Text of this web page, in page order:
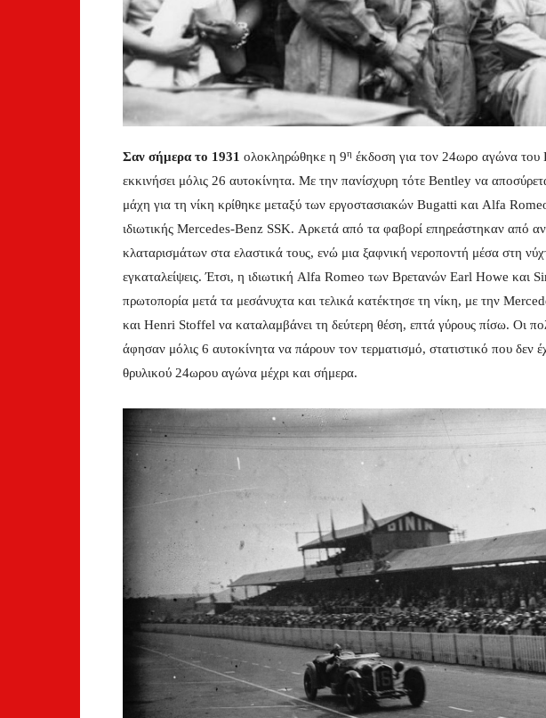
Σαν σήμερα το 1931 ολοκληρώθηκε η 9η έκδοση για τον 24ωρο αγώνα του
εκκινήσει μόλις 26 αυτοκίνητα. Με την πανίσχυρη τότε Bentley να
μάχη για τη νίκη κρίθηκε μεταξύ των εργοστασιακών Bugatti και Alfa
ιδιωτικής Mercedes-Benz SSK. Αρκετά από τα φαβορί επηρεάστηκαν από
κλαταρισμάτων στα ελαστικά τους, ενώ μια ξαφνική νεροποντή μέσα στη
εγκαταλείψεις. Έτσι, η ιδιωτική Alfa Romeo των Βρετανών Earl Howe και
πρωτοπορία μετά τα μεσάνυχτα και τελικά κατέκτησε τη νίκη, με την
και Henri Stoffel να καταλαμβάνει τη δεύτερη θέση, επτά γύρους πίσω. Οι
άφησαν μόλις 6 αυτοκίνητα να πάρουν τον τερματισμό, στατιστικό που δεν
θρυλικού 24ωρου αγώνα μέχρι και σήμερα.